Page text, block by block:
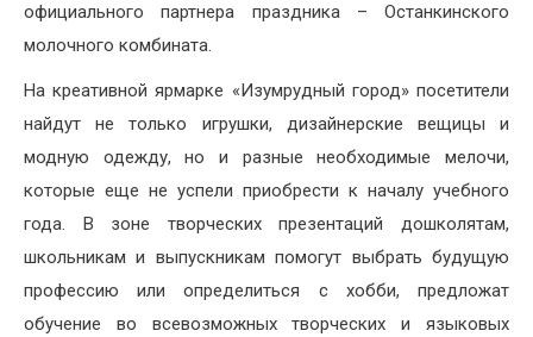
официального партнера праздника – Останкинского
молочного комбината.
На креативной ярмарке «Изумрудный город» посетители
найдут не только игрушки, дизайнерские вещицы и
модную одежду, но и разные необходимые мелочи,
которые еще не успели приобрести к началу учебного
года. В зоне творческих презентаций дошколятам,
школьникам и выпускникам помогут выбрать будущую
профессию или определиться с хобби, предложат
обучение во всевозможных творческих и языковых